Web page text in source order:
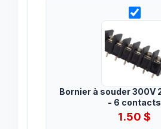
Bornier à souder 300V 25 ampères
- 6 contacts
1.50 $